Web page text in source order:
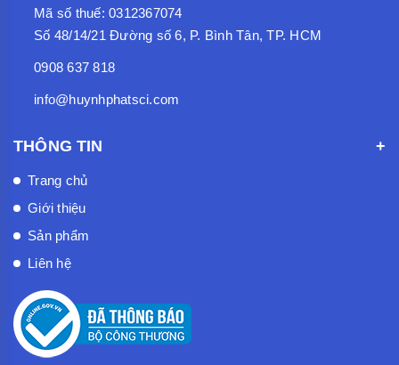
Mã số thuế: 0312367074
Số 48/14/21 Đường số 6, P. Bình Tân, TP. HCM
0908 637 818
info@huynhphatsci.com
THÔNG TIN
Trang chủ
Giới thiệu
Sản phẩm
Liên hệ